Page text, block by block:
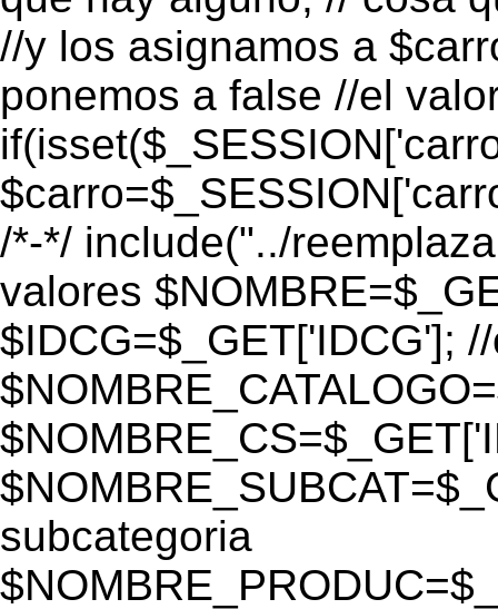
//y los asignamos a
ponemos a false //el
/*-*/ include("../
valores
$IDCG=$_GET['IDCG'];
subcategoria